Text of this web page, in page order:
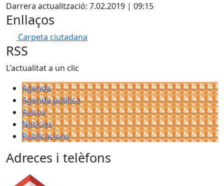
Darrera actualització: 7.02.2019 | 09:15
Enllaços
Carpeta ciutadana
RSS
L'actualitat a un clic
Agenda
Agenda política
Avisos
Notícies
Publicacions
Adreces i telèfons